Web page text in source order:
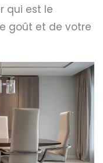
qui est le
goût et de votre